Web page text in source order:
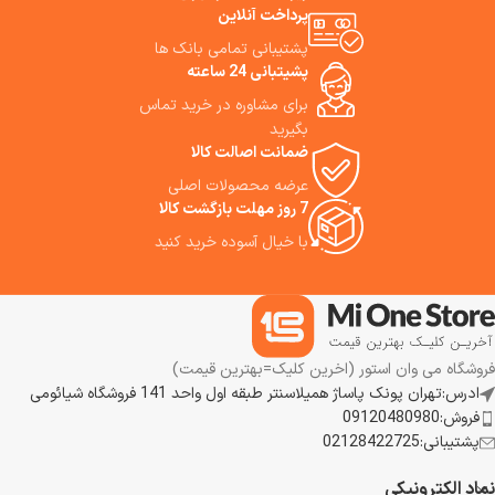
پرداخت آنلاین
پشتیبانی تمامی بانک ها
پشیتبانی 24 ساعته
برای مشاوره در خرید تماس
بگیرید
ضمانت اصالت کالا
عرضه محصولات اصلی
7 روز مهلت بازگشت کالا
با خیال آسوده خرید کنید
فروشگاه می وان استور (اخرین کلیک=بهترین قیمت)
ادرس:تهران پونک پاساژ همیلاسنتر طبقه اول واحد 141 فروشگاه شیائومی
فروش:09120480980
پشتیبانی:02128422725
نماد الکترونیکی